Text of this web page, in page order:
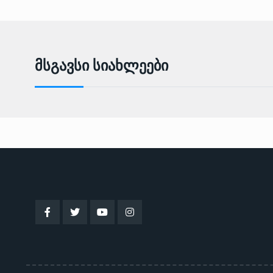
Მსგავსი Სიახლეები